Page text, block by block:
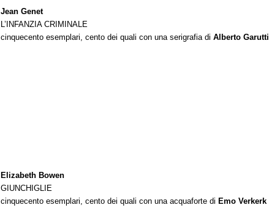
Jean Genet
L’INFANZIA CRIMINALE
cinquecento esemplari, cento dei quali con una serigrafia di Alberto Garutti
Elizabeth Bowen
GIUNCHIGLIE
cinquecento esemplari, cento dei quali con una acquaforte di Emo Verkerk